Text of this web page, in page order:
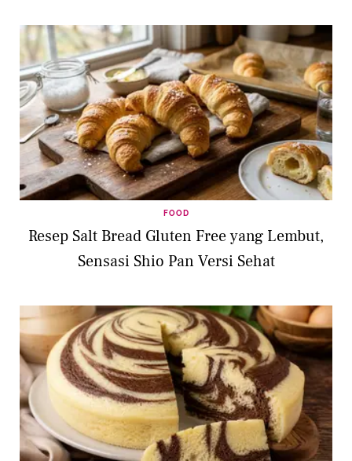
FOOD
Resep Salt Bread Gluten Free yang Lembut,
Sensasi Shio Pan Versi Sehat